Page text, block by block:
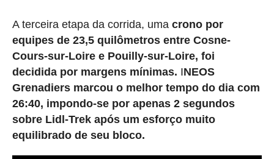
A terceira etapa da corrida, uma crono por
equipes de 23,5 quilômetros entre Cosne-
Cours-sur-Loire e Pouilly-sur-Loire, foi
decidida por margens mínimas. INEOS
Grenadiers marcou o melhor tempo do dia com
26:40, impondo-se por apenas 2 segundos
sobre Lidl-Trek após um esforço muito
equilibrado de seu bloco.